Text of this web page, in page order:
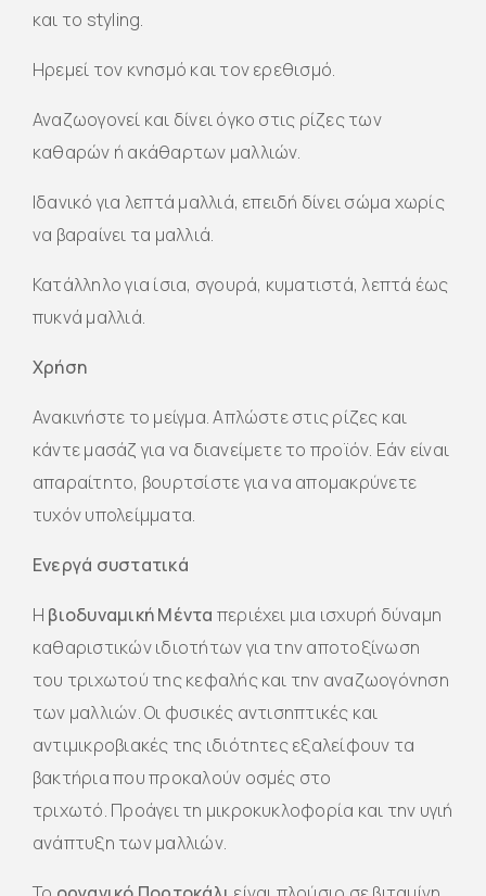
και το styling.
Ηρεμεί τον κνησμό και τον ερεθισμό.
Αναζωογονεί και δίνει όγκο στις ρίζες των
καθαρών ή ακάθαρτων μαλλιών.
Ιδανικό για λεπτά μαλλιά, επειδή δίνει σώμα χωρίς
να βαραίνει τα μαλλιά.
Κατάλληλο για ίσια, σγουρά, κυματιστά, λεπτά έως
πυκνά μαλλιά.
Χρήση
Ανακινήστε το μείγμα. Απλώστε στις ρίζες και
κάντε μασάζ για να διανείμετε το προϊόν. Εάν είναι
απαραίτητο, βουρτσίστε για να απομακρύνετε
τυχόν υπολείμματα.
Ενεργά συστατικά
Η βιοδυναμική Μέντα περιέχει μια ισχυρή δύναμη
καθαριστικών ιδιοτήτων για την αποτοξίνωση
του τριχωτού της κεφαλής και την αναζωογόνηση
των μαλλιών. Οι φυσικές αντισηπτικές και
αντιμικροβιακές της ιδιότητες εξαλείφουν τα
βακτήρια που προκαλούν οσμές στο
τριχωτό. Προάγει τη μικροκυκλοφορία και την υγιή
ανάπτυξη των μαλλιών.